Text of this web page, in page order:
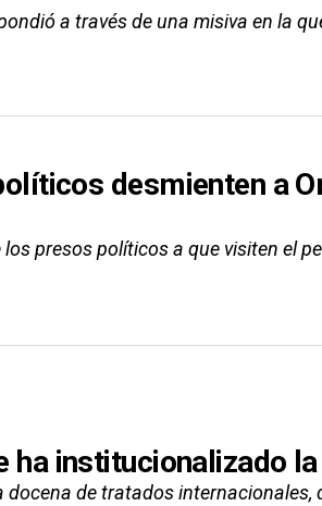
a través de una misiva en la
desmienten a
presos políticos a que visiten el
ha institucionalizado
docena de tratados